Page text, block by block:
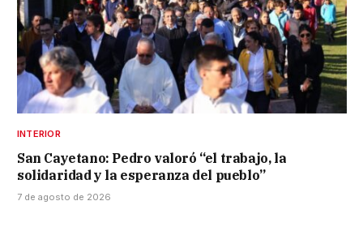
INTERIOR
San Cayetano: Pedro valoró “el trabajo, la
solidaridad y la esperanza del pueblo”
7 de agosto de 2026